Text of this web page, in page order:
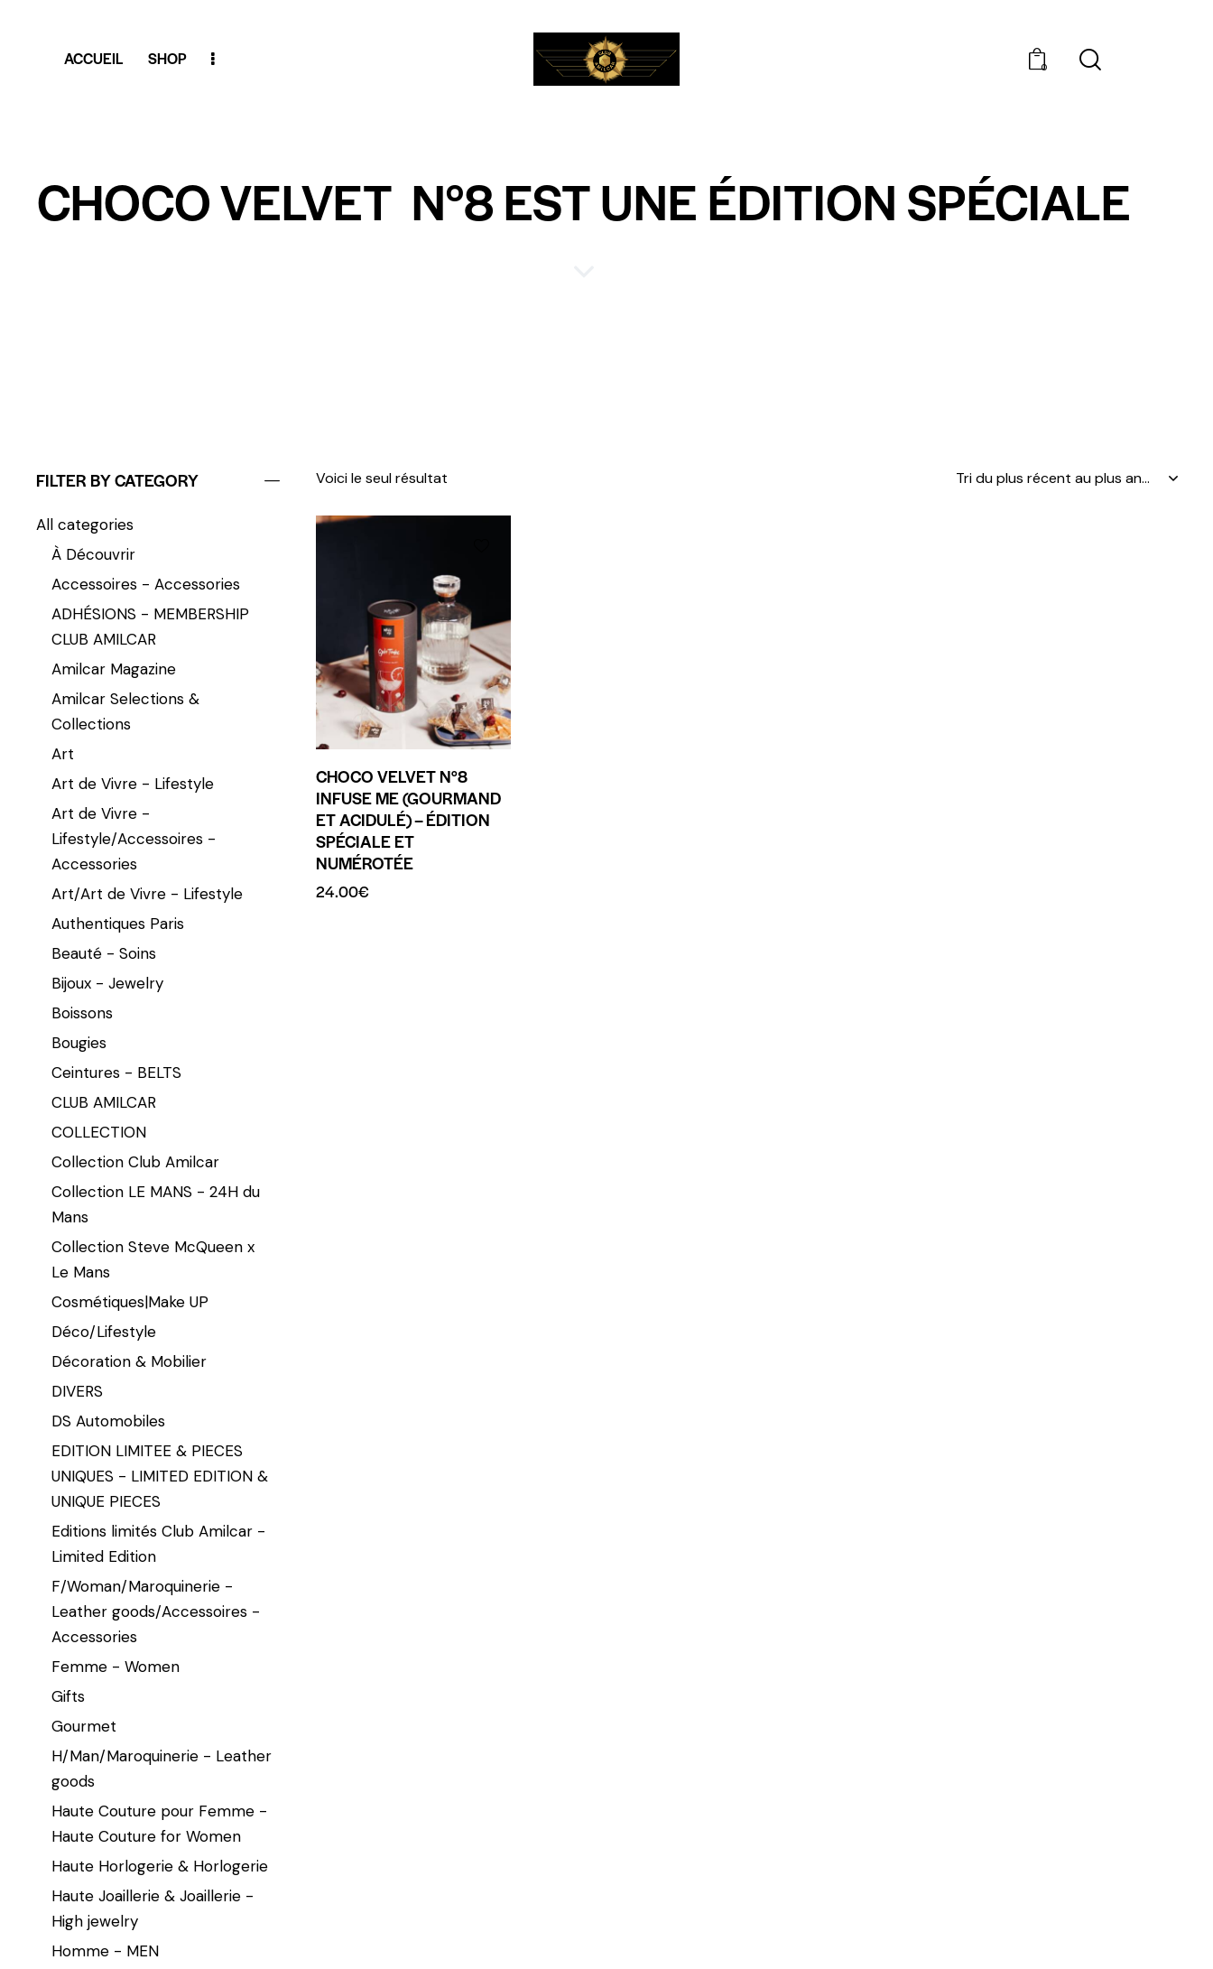
ACCUEIL SHOP 0
CHOCO VELVET N°8 EST UNE ÉDITION SPÉCIALE
Voici le seul résultat
CHOCO VELVET N°8
INFUSE ME (GOURMAND
ET ACIDULÉ) – ÉDITION
SPÉCIALE ET
NUMÉROTÉE
24.00€
FILTER BY CATEGORY
All categories
À Découvrir
Accessoires - Accessories
ADHÉSIONS - MEMBERSHIP
CLUB AMILCAR
Amilcar Magazine
Amilcar Selections &
Collections
Art
Art de Vivre - Lifestyle
Art de Vivre -
Lifestyle/Accessoires -
Accessories
Art/Art de Vivre - Lifestyle
Authentiques Paris
Beauté - Soins
Bijoux - Jewelry
Boissons
Bougies
Ceintures - BELTS
CLUB AMILCAR
COLLECTION
Collection Club Amilcar
Collection LE MANS - 24H du
Mans
Collection Steve McQueen x
Le Mans
Cosmétiques|Make UP
Déco/Lifestyle
Décoration & Mobilier
DIVERS
DS Automobiles
EDITION LIMITEE & PIECES
UNIQUES - LIMITED EDITION &
UNIQUE PIECES
Editions limités Club Amilcar -
Limited Edition
F/Woman/Maroquinerie -
Leather goods/Accessoires -
Accessories
Femme - Women
Gifts
Gourmet
H/Man/Maroquinerie - Leather
goods
Haute Couture pour Femme -
Haute Couture for Women
Haute Horlogerie & Horlogerie
Haute Joaillerie & Joaillerie -
High jewelry
Homme - MEN